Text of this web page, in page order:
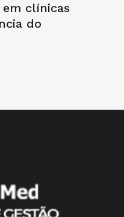
clínicas
do